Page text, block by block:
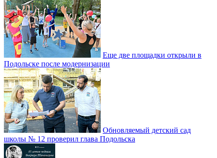
Еще две площадки открыли в
Подольске после модернизации
Обновляемый детский сад
школы № 12 проверил глава Подольска